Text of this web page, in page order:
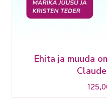
Ehita ja muuda